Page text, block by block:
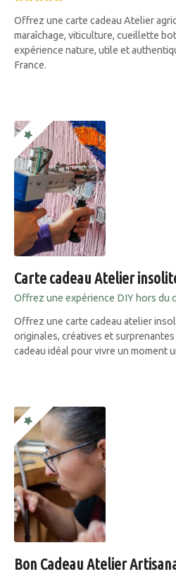
Offrez une carte cadeau Atelier
maraîchage, viticulture, cueillette
expérience nature, utile et
France.
Carte cadeau Atelier
Offrez une expérience DIY hors du
Offrez une carte cadeau atelier
originales, créatives et
cadeau idéal pour vivre un moment
Bon Cadeau Atelier